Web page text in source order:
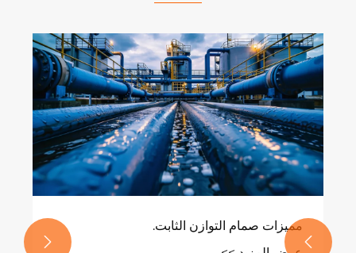
مميزات صمام التوازن الثابت.

